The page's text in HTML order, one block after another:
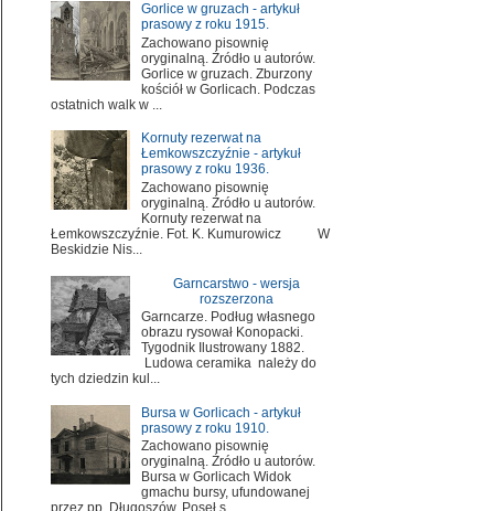
Gorlice w gruzach - artykuł
prasowy z roku 1915.
Zachowano pisownię
oryginalną. Źródło u autorów.
Gorlice w gruzach. Zburzony
kościół w Gorlicach. Podczas
ostatnich walk w ...
Kornuty rezerwat na
Łemkowszczyźnie - artykuł
prasowy z roku 1936.
Zachowano pisownię
oryginalną. Źródło u autorów.
Kornuty rezerwat na
Łemkowszczyźnie. Fot. K. Kumurowicz W
Beskidzie Nis...
Garncarstwo - wersja
rozszerzona
Garncarze. Podług własnego
obrazu rysował Konopacki.
Tygodnik Ilustrowany 1882.
Ludowa ceramika należy do
tych dziedzin kul...
Bursa w Gorlicach - artykuł
prasowy z roku 1910.
Zachowano pisownię
oryginalną. Źródło u autorów.
Bursa w Gorlicach Widok
gmachu bursy, ufundowanej
przez pp. Długoszów. Poseł s...